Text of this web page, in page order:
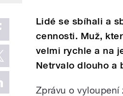
Lidé se sbíhali a
cennosti. Muž,
velmi rychle a na
Netrvalo dlouho a
Zprávu o vyloupení